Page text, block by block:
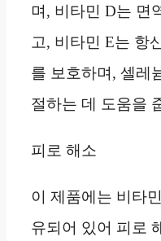
며, 비타민 D는 면
고, 비타민 E는 항
를 보호하며, 셀레
절하는 데 도움을
피로 해소
이 제품에는 비타
유되어 있어 피로